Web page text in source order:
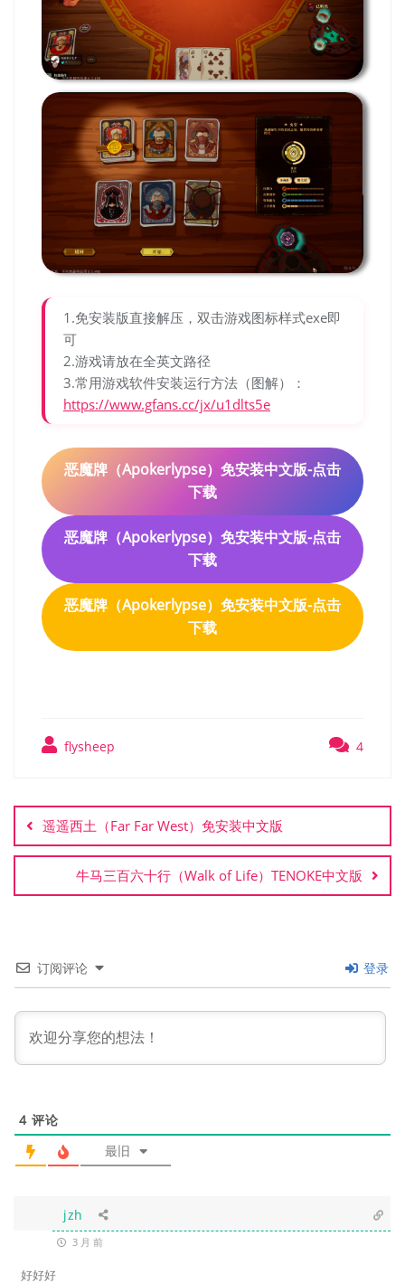
1.免安装版直接解压，双击游戏图标样式exe即
可
2.游戏请放在全英文路径
3.常用游戏软件安装运行方法（图解）：
https://www.gfans.cc/jx/u1dlts5e
恶魔牌（Apokerlypse）免安装中文版-点击
下载
恶魔牌（Apokerlypse）免安装中文版-点击
下载
恶魔牌（Apokerlypse）免安装中文版-点击
下载
flysheep 4
章
导
航
遥遥西土（Far Far West）免安装中文版
牛马三百六十行（Walk of Life）TENOKE中文版
订阅评论 登录
4 评论
最旧
jzh
3 月 前
好好好